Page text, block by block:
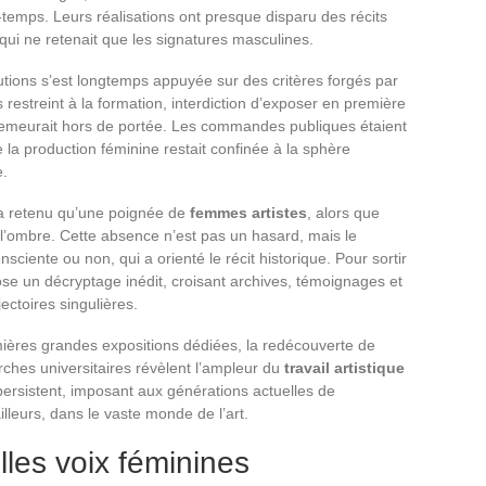
Leurs réalisations ont presque disparu des récits
ne retenait que les signatures masculines.
s’est longtemps appuyée sur des critères forgés par
à la formation, interdiction d’exposer en première
hors de portée. Les commandes publiques étaient
production féminine restait confinée à la sphère
retenu qu’une poignée de femmes artistes , alors que
Cette absence n’est pas un hasard, mais le
ou non, qui a orienté le récit historique. Pour sortir
un décryptage inédit, croisant archives, témoignages et
singulières.
grandes expositions dédiées, la redécouverte de
universitaires révèlent l’ampleur du travail artistique
imposant aux générations actuelles de
dans le vaste monde de l’art.
voix féminines